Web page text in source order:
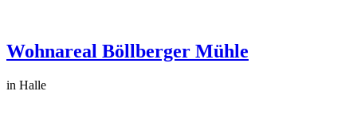
Wohnareal Böllberger Mühle
in Halle